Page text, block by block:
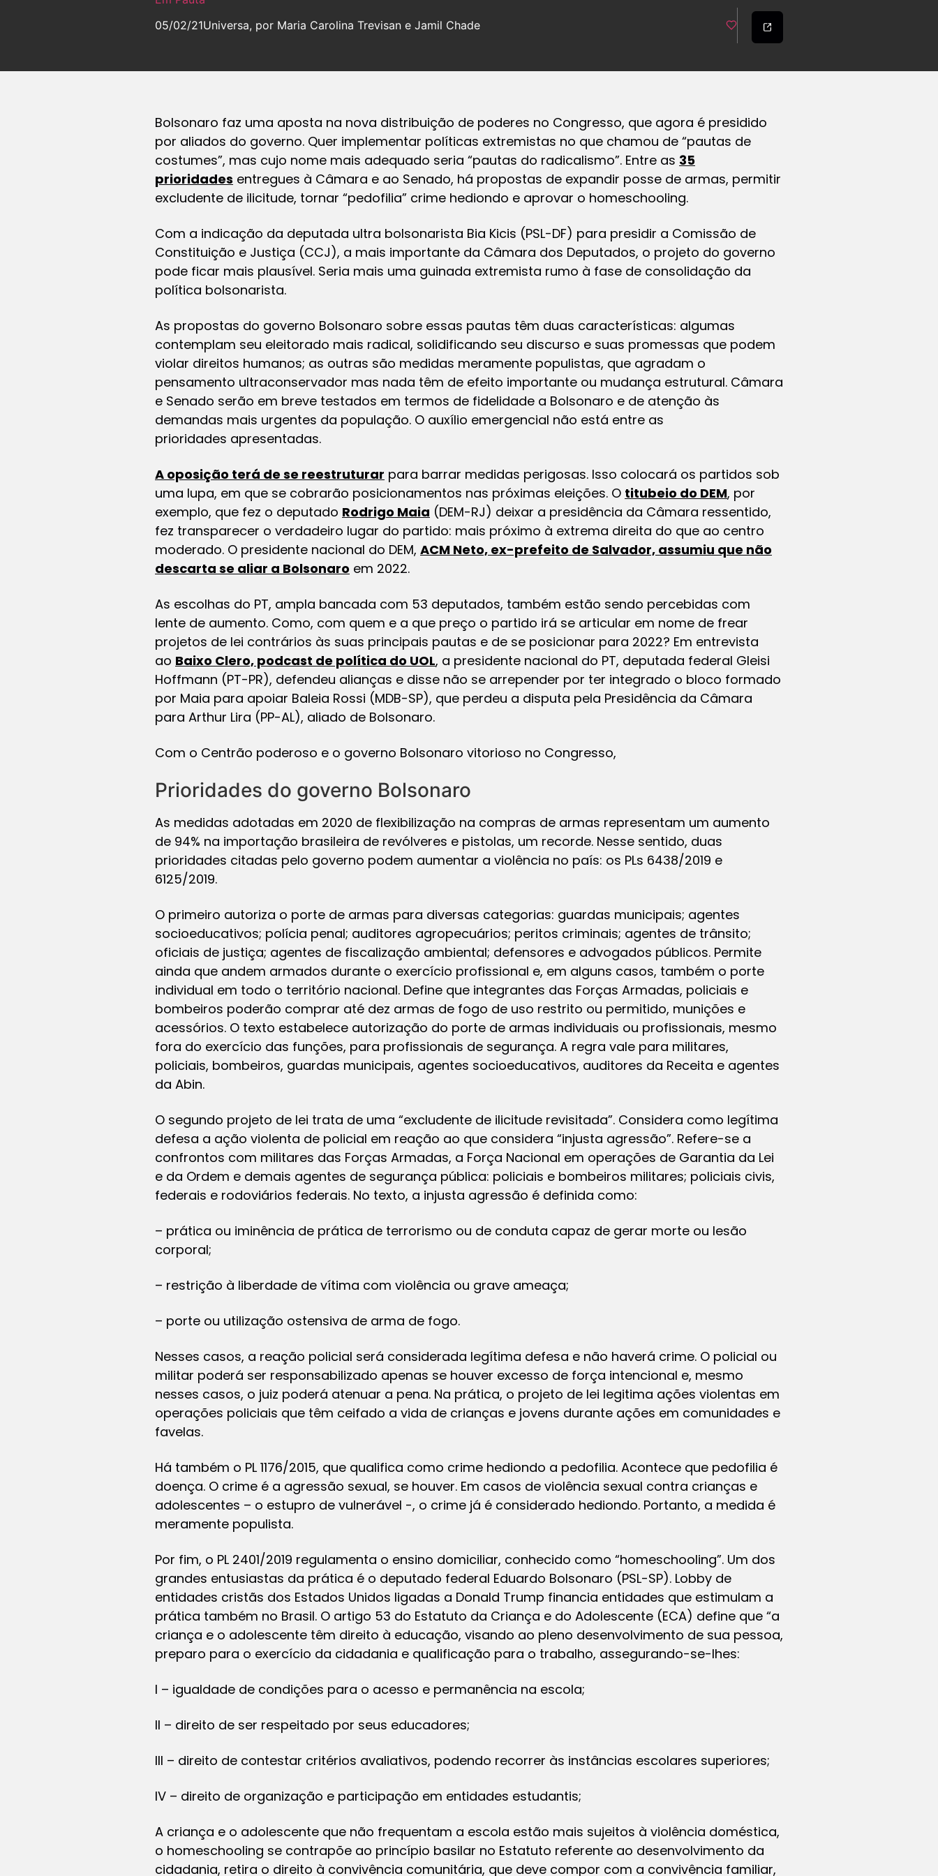
05/02/21Universa, por Maria Carolina Trevisan e Jamil Chade
Bolsonaro faz uma aposta na nova distribuição de poderes no Congresso, que agora é presidido
por aliados do governo. Quer implementar políticas extremistas no que chamou de “pautas de
costumes”, mas cujo nome mais adequado seria “pautas do radicalismo”. Entre as 35
prioridades entregues à Câmara e ao Senado, há propostas de expandir posse de armas, permitir
excludente de ilicitude, tornar “pedofilia” crime hediondo e aprovar o homeschooling.
Com a indicação da deputada ultra bolsonarista Bia Kicis (PSL-DF) para presidir a Comissão de
Constituição e Justiça (CCJ), a mais importante da Câmara dos Deputados, o projeto do governo
pode ficar mais plausível. Seria mais uma guinada extremista rumo à fase de consolidação da
política bolsonarista.
As propostas do governo Bolsonaro sobre essas pautas têm duas características: algumas
contemplam seu eleitorado mais radical, solidificando seu discurso e suas promessas que podem
violar direitos humanos; as outras são medidas meramente populistas, que agradam o
pensamento ultraconservador mas nada têm de efeito importante ou mudança estrutural. Câmara
e Senado serão em breve testados em termos de fidelidade a Bolsonaro e de atenção às
demandas mais urgentes da população. O auxílio emergencial não está entre as
prioridades apresentadas.
A oposição terá de se reestruturar para barrar medidas perigosas. Isso colocará os partidos sob
uma lupa, em que se cobrarão posicionamentos nas próximas eleições. O titubeio do DEM, por
exemplo, que fez o deputado Rodrigo Maia (DEM-RJ) deixar a presidência da Câmara ressentido,
fez transparecer o verdadeiro lugar do partido: mais próximo à extrema direita do que ao centro
moderado. O presidente nacional do DEM, ACM Neto, ex-prefeito de Salvador, assumiu que não
descarta se aliar a Bolsonaro em 2022.
As escolhas do PT, ampla bancada com 53 deputados, também estão sendo percebidas com
lente de aumento. Como, com quem e a que preço o partido irá se articular em nome de frear
projetos de lei contrários às suas principais pautas e de se posicionar para 2022? Em entrevista
ao Baixo Clero, podcast de política do UOL, a presidente nacional do PT, deputada federal Gleisi
Hoffmann (PT-PR), defendeu alianças e disse não se arrepender por ter integrado o bloco formado
por Maia para apoiar Baleia Rossi (MDB-SP), que perdeu a disputa pela Presidência da Câmara
para Arthur Lira (PP-AL), aliado de Bolsonaro.
Com o Centrão poderoso e o governo Bolsonaro vitorioso no Congresso,
Prioridades do governo Bolsonaro
As medidas adotadas em 2020 de flexibilização na compras de armas representam um aumento
de 94% na importação brasileira de revólveres e pistolas, um recorde. Nesse sentido, duas
prioridades citadas pelo governo podem aumentar a violência no país: os PLs 6438/2019 e
6125/2019.
O primeiro autoriza o porte de armas para diversas categorias: guardas municipais; agentes
socioeducativos; polícia penal; auditores agropecuários; peritos criminais; agentes de trânsito;
oficiais de justiça; agentes de fiscalização ambiental; defensores e advogados públicos. Permite
ainda que andem armados durante o exercício profissional e, em alguns casos, também o porte
individual em todo o território nacional. Define que integrantes das Forças Armadas, policiais e
bombeiros poderão comprar até dez armas de fogo de uso restrito ou permitido, munições e
acessórios. O texto estabelece autorização do porte de armas individuais ou profissionais, mesmo
fora do exercício das funções, para profissionais de segurança. A regra vale para militares,
policiais, bombeiros, guardas municipais, agentes socioeducativos, auditores da Receita e agentes
da Abin.
O segundo projeto de lei trata de uma “excludente de ilicitude revisitada”. Considera como legítima
defesa a ação violenta de policial em reação ao que considera “injusta agressão”. Refere-se a
confrontos com militares das Forças Armadas, a Força Nacional em operações de Garantia da Lei
e da Ordem e demais agentes de segurança pública: policiais e bombeiros militares; policiais civis,
federais e rodoviários federais. No texto, a injusta agressão é definida como:
– prática ou iminência de prática de terrorismo ou de conduta capaz de gerar morte ou lesão
corporal;
– restrição à liberdade de vítima com violência ou grave ameaça;
– porte ou utilização ostensiva de arma de fogo.
Nesses casos, a reação policial será considerada legítima defesa e não haverá crime. O policial ou
militar poderá ser responsabilizado apenas se houver excesso de força intencional e, mesmo
nesses casos, o juiz poderá atenuar a pena. Na prática, o projeto de lei legitima ações violentas em
operações policiais que têm ceifado a vida de crianças e jovens durante ações em comunidades e
favelas.
Há também o PL 1176/2015, que qualifica como crime hediondo a pedofilia. Acontece que pedofilia é
doença. O crime é a agressão sexual, se houver. Em casos de violência sexual contra crianças e
adolescentes – o estupro de vulnerável -, o crime já é considerado hediondo. Portanto, a medida é
meramente populista.
Por fim, o PL 2401/2019 regulamenta o ensino domiciliar, conhecido como “homeschooling”. Um dos
grandes entusiastas da prática é o deputado federal Eduardo Bolsonaro (PSL-SP). Lobby de
entidades cristãs dos Estados Unidos ligadas a Donald Trump financia entidades que estimulam a
prática também no Brasil. O artigo 53 do Estatuto da Criança e do Adolescente (ECA) define que “a
criança e o adolescente têm direito à educação, visando ao pleno desenvolvimento de sua pessoa,
preparo para o exercício da cidadania e qualificação para o trabalho, assegurando-se-lhes:
I – igualdade de condições para o acesso e permanência na escola;
II – direito de ser respeitado por seus educadores;
III – direito de contestar critérios avaliativos, podendo recorrer às instâncias escolares superiores;
IV – direito de organização e participação em entidades estudantis;
A criança e o adolescente que não frequentam a escola estão mais sujeitos à violência doméstica,
o homeschooling se contrapõe ao princípio basilar no Estatuto referente ao desenvolvimento da
cidadania, retira o direito à convivência comunitária, que deve compor com a convivência familiar,